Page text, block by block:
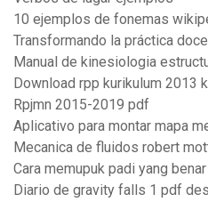
10 ejemplos de fonemas
Transformando la práctica
Manual de kinesiologia
Download rpp kurikulum 2013
Rpjmn 2015-2019 pdf
Aplicativo para montar mapa
Mecanica de fluidos robert
Cara memupuk padi yang benar
Diario de gravity falls 1 pdf